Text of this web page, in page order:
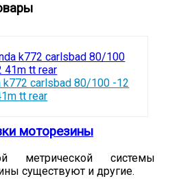
carlsbad 80/100 -12
tt rear
моторезины
метрической системы
существуют и другие.